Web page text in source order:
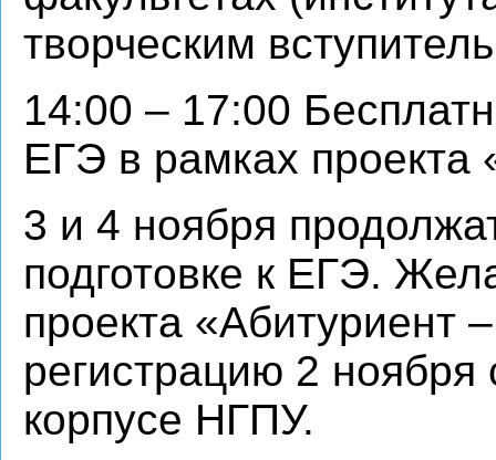
творческим
14:00 – 17:00
ЕГЭ в рамках проекта
3 и 4 ноября
подготовке к ЕГЭ.
проекта «Абитуриент
регистрацию 2
корпусе НГПУ.